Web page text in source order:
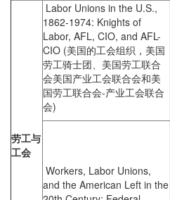
劳工与
工会
Labor Unions in the U.S.,
1862-1974: Knights of
Labor, AFL, CIO, and AFL-
CIO (美国的工会组织，美国
劳工骑士团、美国劳工联合
会美国产业工会联合会和美
国劳工联合会-产业工会联合
会)
Workers, Labor Unions,
and the American Left in the